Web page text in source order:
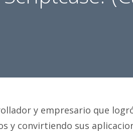
y empresario que
y convirtiendo sus